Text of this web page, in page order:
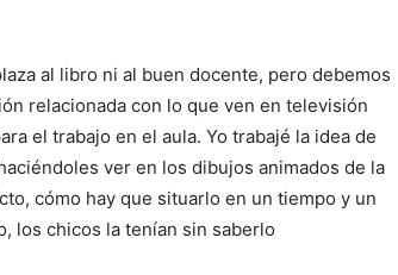
al libro ni al buen docente, pero debemos
relacionada con lo que ven en televisión
el trabajo en el aula. Yo trabajé la idea de
ver en los dibujos animados de la
cómo hay que situarlo en un tiempo y un
los chicos la tenían sin saberlo